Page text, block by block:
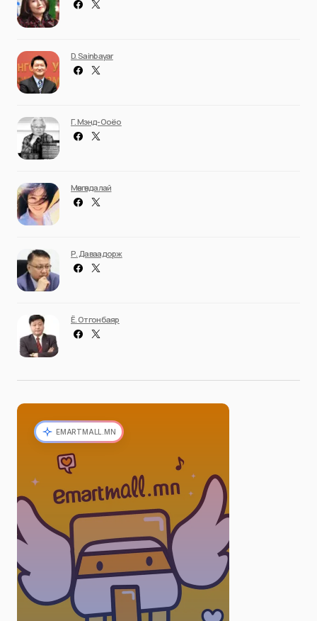
D. Sainbayar
Г. Мэнд-Ооёо
Мөнгөндалай
Р. Даваадорж
Ё. Отгонбаяр
EMARTMALL.MN